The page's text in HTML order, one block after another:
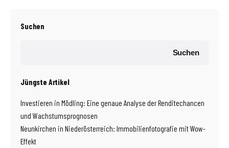
Suchen
Suchen
Jüngste Artikel
Investieren in Mödling: Eine genaue Analyse der Renditechancen
und Wachstumsprognosen
Neunkirchen in Niederösterreich: Immobilienfotografie mit Wow-
Effekt